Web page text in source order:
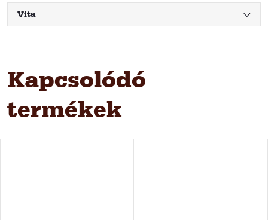
Vita
Kapcsolódó
termékek